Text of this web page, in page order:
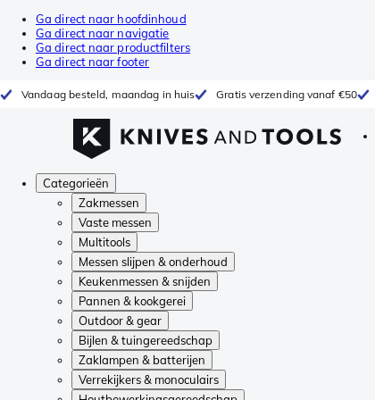
Ga direct naar hoofdinhoud
Ga direct naar navigatie
Ga direct naar productfilters
Ga direct naar footer
Vandaag besteld, maandag in huis Gratis verzending vanaf €50
Categorieën
Zakmessen
Vaste messen
Multitools
Messen slijpen & onderhoud
Keukenmessen & snijden
Pannen & kookgerei
Outdoor & gear
Bijlen & tuingereedschap
Zaklampen & batterijen
Verrekijkers & monoculairs